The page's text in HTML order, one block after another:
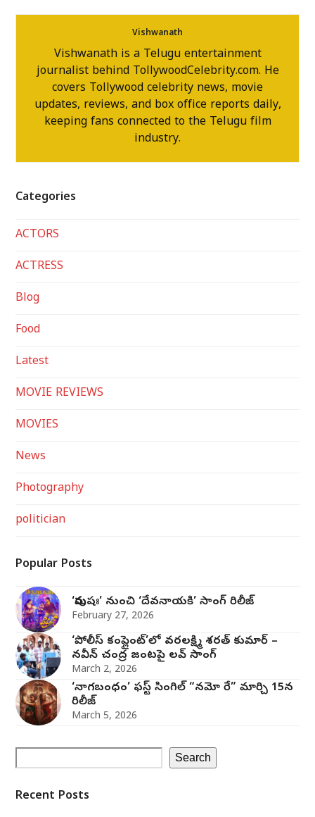
Vishwanath
Vishwanath is a Telugu entertainment
journalist behind TollywoodCelebrity.com. He
covers Tollywood celebrity news, movie
updates, reviews, and box office reports daily,
keeping fans connected to the Telugu film
industry.
Categories
ACTORS
ACTRESS
Blog
Food
Latest
MOVIE REVIEWS
MOVIES
News
Photography
politician
Popular Posts
‘పురుషః’ నుంచి ‘దేవనాయకి’ సాంగ్‌ రిలీజ్‌
February 27, 2026
‘పోలీస్ కంప్లైంట్’లో వరలక్ష్మి శరత్ కుమార్ –
నవీన్ చంద్ర జంట‌పై ల‌వ్ సాంగ్
March 2, 2026
‘నాగబంధం’ ఫస్ట్ సింగిల్ “నమో రే” మార్చి 15న
రిలీజ్
March 5, 2026
Search
Recent Posts